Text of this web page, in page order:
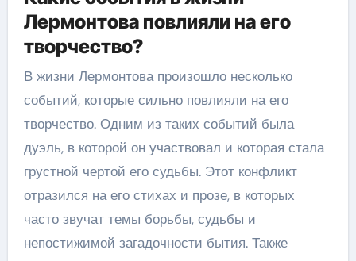
Лермонтова повлияли на его
творчество?
В жизни Лермонтова произошло несколько
событий, которые сильно повлияли на его
творчество. Одним из таких событий была
дуэль, в которой он участвовал и которая стала
грустной чертой его судьбы. Этот конфликт
отразился на его стихах и прозе, в которых
часто звучат темы борьбы, судьбы и
непостижимой загадочности бытия. Также